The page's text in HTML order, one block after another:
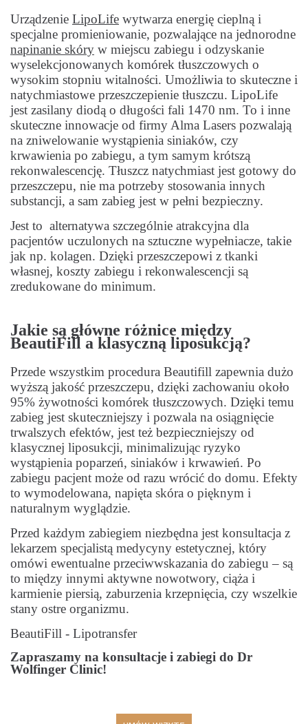
Urządzenie LipoLife wytwarza energię cieplną i
specjalne promieniowanie, pozwalające na jednorodne
napinanie skóry w miejscu zabiegu i odzyskanie
wyselekcjonowanych komórek tłuszczowych o
wysokim stopniu witalności. Umożliwia to skuteczne i
natychmiastowe przeszczepienie tłuszczu. LipoLife
jest zasilany diodą o długości fali 1470 nm. To i inne
skuteczne innowacje od firmy Alma Lasers pozwalają
na zniwelowanie wystąpienia siniaków, czy
krwawienia po zabiegu, a tym samym krótszą
rekonwalescencję. Tłuszcz natychmiast jest gotowy do
przeszczepu, nie ma potrzeby stosowania innych
substancji, a sam zabieg jest w pełni bezpieczny.
Jest to alternatywa szczególnie atrakcyjna dla
pacjentów uczulonych na sztuczne wypełniacze, takie
jak np. kolagen. Dzięki przeszczepowi z tkanki
własnej, koszty zabiegu i rekonwalescencji są
zredukowane do minimum.
Jakie są główne różnice między
BeautiFill a klasyczną liposukcją?
Przede wszystkim procedura Beautifill zapewnia dużo
wyższą jakość przeszczepu, dzięki zachowaniu około
95% żywotności komórek tłuszczowych. Dzięki temu
zabieg jest skuteczniejszy i pozwala na osiągnięcie
trwalszych efektów, jest też bezpieczniejszy od
klasycznej liposukcji, minimalizując ryzyko
wystąpienia poparzeń, siniaków i krwawień. Po
zabiegu pacjent może od razu wrócić do domu. Efekty
to wymodelowana, napięta skóra o pięknym i
naturalnym wyglądzie.
Przed każdym zabiegiem niezbędna jest konsultacja z
lekarzem specjalistą medycyny estetycznej, który
omówi ewentualne przeciwwskazania do zabiegu – są
to między innymi aktywne nowotwory, ciąża i
karmienie piersią, zaburzenia krzepnięcia, czy wszelkie
stany ostre organizmu.
BeautiFill - Lipotransfer
Zapraszamy na konsultacje i zabiegi do Dr
Wolfinger Clinic!